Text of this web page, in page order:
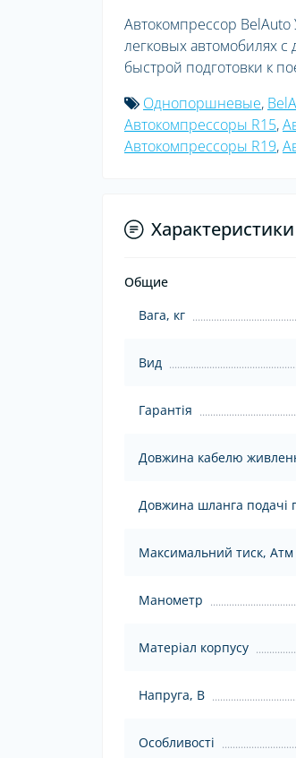
Автокомпрессор
легковых автомобилях
быстрой подготовки к
Однопоршневые,
Автокомпрессоры R15,
Автокомпрессоры R19,
Характеристики
Общие
Вага, кг
Вид
Гарантія
Довжина кабелю
Довжина шланга подачі
Максимальний тиск, Атм
Манометр
Матеріал корпусу
Напруга, В
Особливості